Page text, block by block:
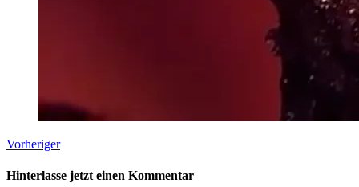
Vorheriger
Hinterlasse jetzt einen Kommentar